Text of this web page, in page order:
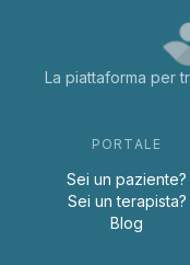
La piattaforma per
PORTALE
Sei un paziente?
Sei un terapista?
Blog